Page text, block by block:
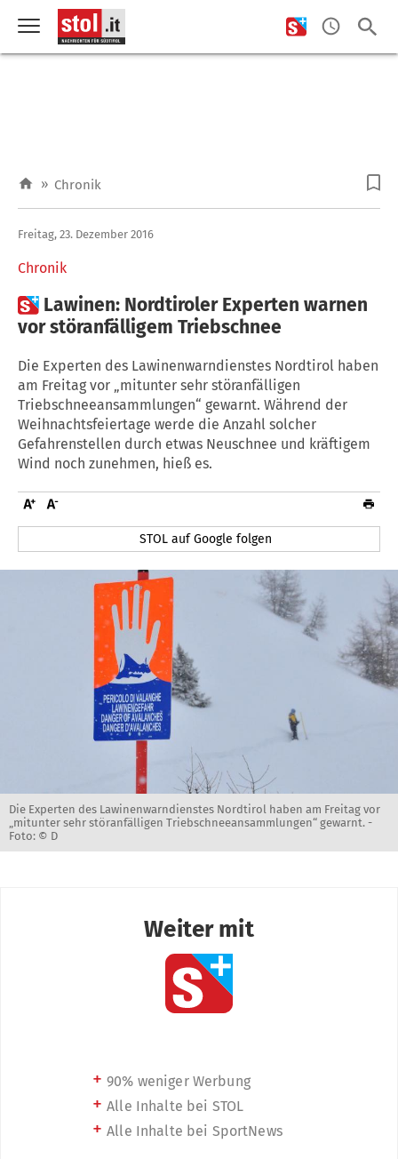
» Chronik
Chronik
Freitag, 23. Dezember 2016
 Lawinen: Nordtiroler Experten warnen
vor störanfälligem Triebschnee
Die Experten des Lawinenwarndienstes Nordtirol haben
am Freitag vor „mitunter sehr störanfälligen
Triebschneeansammlungen“ gewarnt. Während der
Weihnachtsfeiertage werde die Anzahl solcher
Gefahrenstellen durch etwas Neuschnee und kräftigem
Wind noch zunehmen, hieß es.
STOL auf Google folgen
Die Experten des Lawinenwarndienstes Nordtirol haben am Freitag vor
„mitunter sehr störanfälligen Triebschneeansammlungen“ gewarnt. -
Foto: © D